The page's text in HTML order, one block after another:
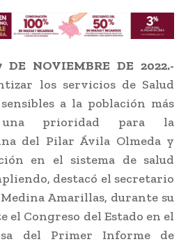
DE NOVIEMBRE DE 2022.-
los servicios de Salud
a la población más
una prioridad para la
del Pilar Ávila Olmeda y
en el sistema de salud
destacó el secretario
Amarillas, durante su
el Congreso del Estado en el
del Primer Informe de